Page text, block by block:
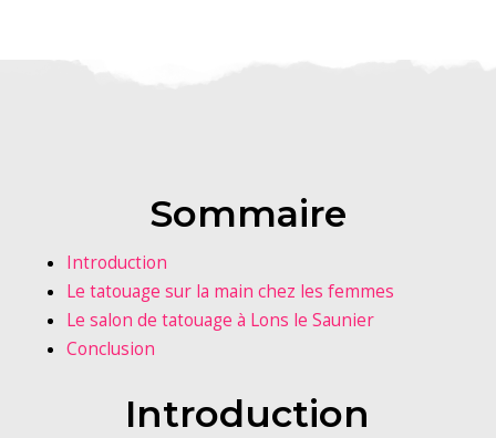
Sommaire
Introduction
Le tatouage sur la main chez les femmes
Le salon de tatouage à Lons le Saunier
Conclusion
Introduction